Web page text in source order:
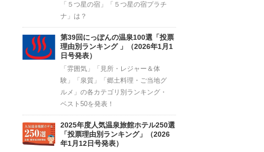
「５つ星の宿」「５つ星の宿プラチ
ナ」は？
第39回にっぽんの温泉100選「投票
理由別ランキング 」（2026年1月1
日号発表）
「雰囲気」「見所・レジャー＆体
験」「泉質」「郷土料理・ご当地グ
ルメ」の各カテゴリ別ランキング・
ベスト50を発表！
2025年度人気温泉旅館ホテル250選
「投票理由別ランキング」（2026
年1月12日号発表）